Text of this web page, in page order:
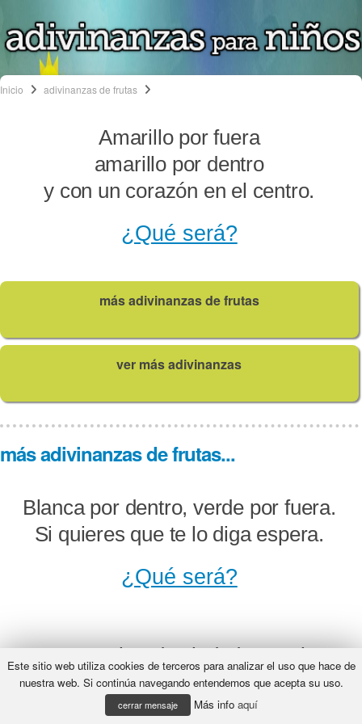
Inicio adivinanzas de frutas
Amarillo por fuera
amarillo por dentro
y con un corazón en el centro.
¿Qué será?
más adivinanzas de frutas
ver más adivinanzas
más adivinanzas de frutas...
Blanca por dentro, verde por fuera.
Si quieres que te lo diga espera.
¿Qué será?
Tengo nombre de ciudad, con cierta
fruta concuerdo y muerdo en la
realidad. ¿Qué soy?
Este sitio web utiliza cookies de terceros para analizar el uso que hace de
nuestra web. Si continúa navegando entendemos que acepta su uso.
cerrar mensaje Más info aquí